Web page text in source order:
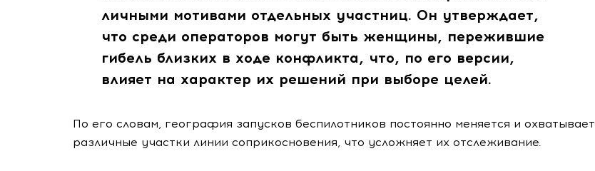
личными мотивами отдельных участниц. Он утверждает,
что среди операторов могут быть женщины, пережившие
гибель близких в ходе конфликта, что, по его версии,
влияет на характер их решений при выборе целей.
По его словам, география запусков беспилотников постоянно меняется и охватывает
различные участки линии соприкосновения, что усложняет их отслеживание.